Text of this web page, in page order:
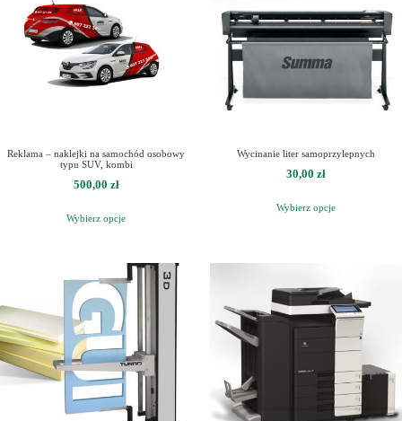
Reklama – naklejki na samochód osobowy
typu SUV, kombi
500,00 zł
Wybierz opcje
Wycinanie liter samoprzylepnych
30,00 zł
Wybierz opcje